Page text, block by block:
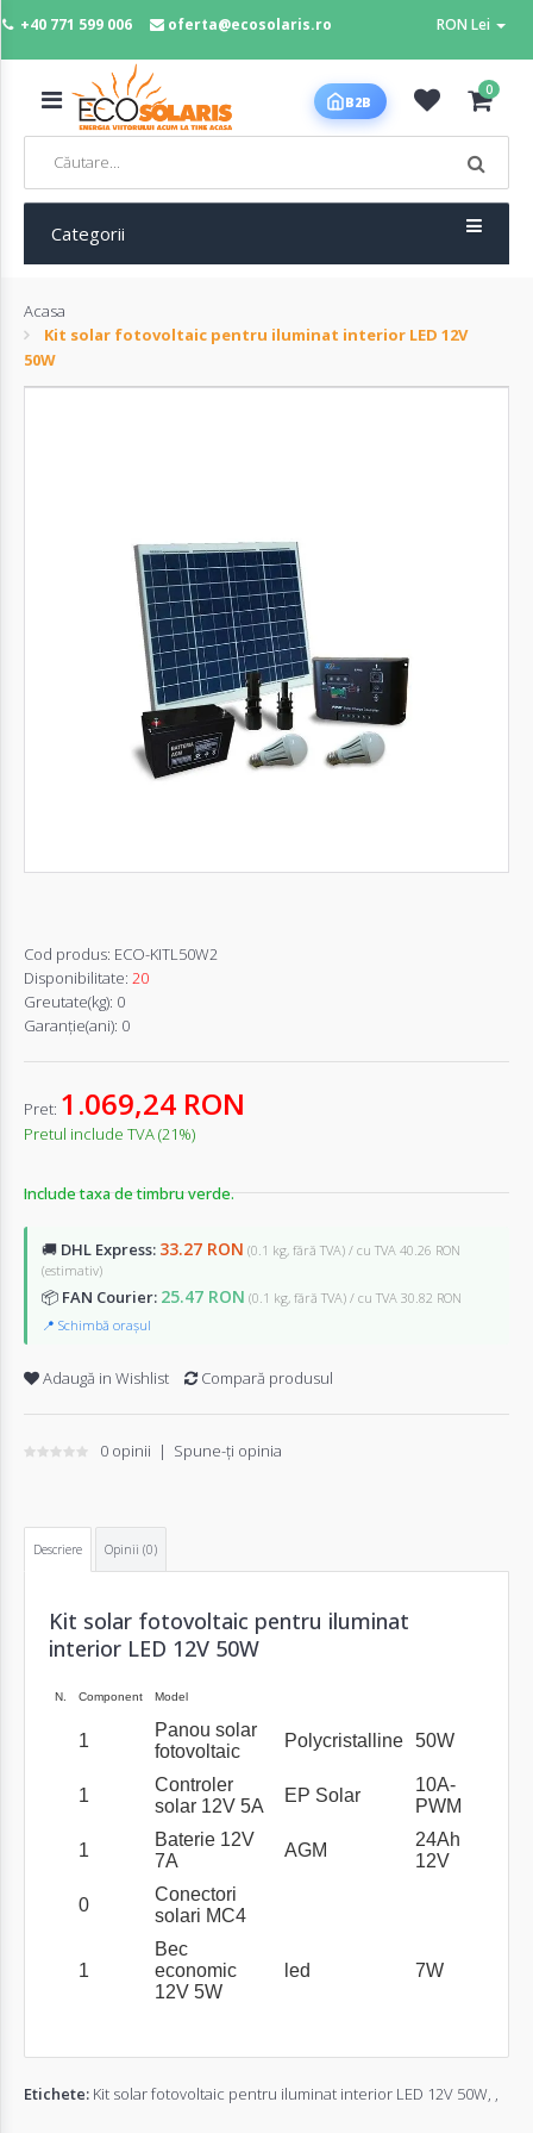
+40 771 599 006 oferta@ecosolaris.ro RON Lei
MENIU
Panouri
fotovoltaice
Sisteme
fotovoltaice
B2B
0
Categorii
Acasa
Kit solar fotovoltaic pentru iluminat interior LED 12V
50W
Cod produs: ECO-KITL50W2
Disponibilitate: 20
Greutate(kg): 0
Garanţie(ani): 0
Pret: 1.069,24 RON
Pretul include TVA (21%)
Include taxa de timbru verde.
🚚 DHL Express: 33.27 RON (0.1 kg, fără TVA) / cu TVA 40.26 RON
(estimativ)
📦 FAN Courier: 25.47 RON (0.1 kg, fără TVA) / cu TVA 30.82 RON
📍 Schimbă orașul
Adaugă in Wishlist Compară produsul
0 opinii | Spune-ţi opinia
Descriere Opinii (0)
Kit solar fotovoltaic pentru iluminat
interior LED 12V 50W
N. Component Model
1
Panou solar
fotovoltaic
Polycristalline 50W
1
Controler
solar 12V 5A
EP Solar
10A-
PWM
1
Baterie 12V
7A
AGM
24Ah
12V
0
Conectori
solari MC4
1
Bec
economic
12V 5W
led 7W
Etichete: Kit solar fotovoltaic pentru iluminat interior LED 12V 50W